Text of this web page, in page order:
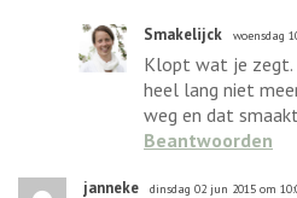
Smakelijck woensdag
Klopt wat je zegt.
heel lang niet
weg en dat
Beantwoorden
janneke dinsdag 02 jun 2015 om